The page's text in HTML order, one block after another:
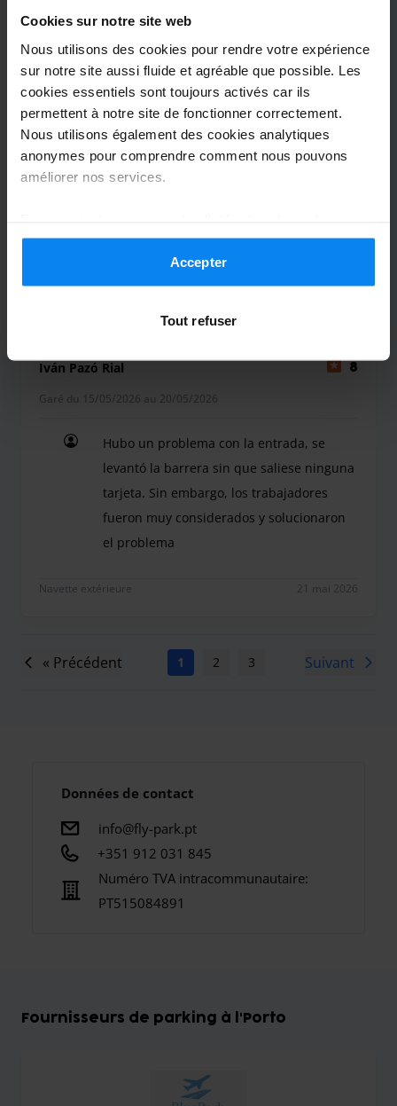
Cookies sur notre site web
Nous utilisons des cookies pour rendre votre expérience
sur notre site aussi fluide et agréable que possible. Les
cookies essentiels sont toujours activés car ils
permettent à notre site de fonctionner correctement.
Nous utilisons également des cookies analytiques
anonymes pour comprendre comment nous pouvons
améliorer nos services.
conformément aux règles en vigueur dans votre pays,
mais vous pouvez modifier vos paramètres à tout
moment. Pour plus de détails, consultez notrePolitique
Accepter
Tout refuser
Navette extérieure
Olga Nunes
Havia poucos lugares tive de deixar o
Havia poucos lugares tive de deixar o carro ao
Navette extérieure 13 juillet 2026
Iván Pazó Rial 8
Garé du 15/05/2026 au 20/05/2026
Hubo un problema con la entrada, se
levantó la barrera sin que saliese ninguna
tarjeta. Sin embargo, los trabajadores
fueron muy considerados y solucionaron
el problema
Navette extérieure 21 mai 2026
« Précédent 1 2 3 5
Suivant
Données de contact
info@fly-park.pt
+351 912 031 845
Numéro TVA intracommunautaire:
PT515084891
Fournisseurs de parking à l'Porto